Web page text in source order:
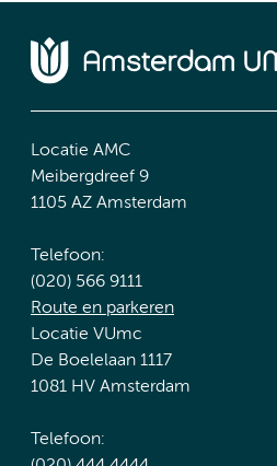
Locatie AMC
Meibergdreef 9
1105 AZ Amsterdam
Telefoon:
(020) 566 9111
Route en parkeren
Locatie VUmc
De Boelelaan 1117
1081 HV Amsterdam
Telefoon: